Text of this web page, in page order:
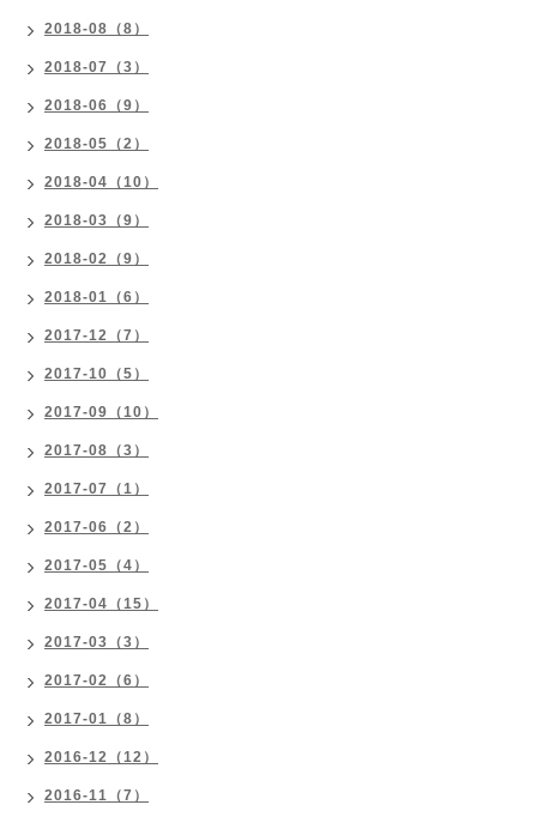
2018-08（8）
2018-07（3）
2018-06（9）
2018-05（2）
2018-04（10）
2018-03（9）
2018-02（9）
2018-01（6）
2017-12（7）
2017-10（5）
2017-09（10）
2017-08（3）
2017-07（1）
2017-06（2）
2017-05（4）
2017-04（15）
2017-03（3）
2017-02（6）
2017-01（8）
2016-12（12）
2016-11（7）